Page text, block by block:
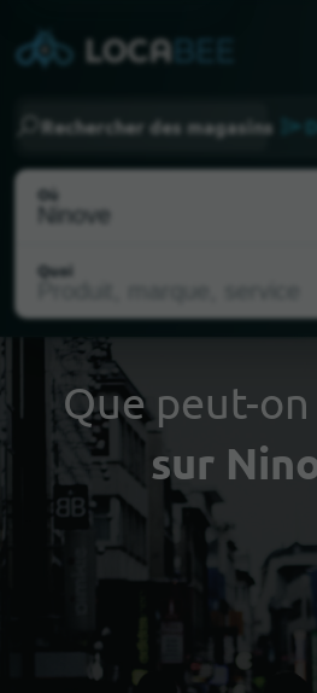
Rechercher des magasins
Où
Quoi
Choisir ma localisation
Que peut-on
sur